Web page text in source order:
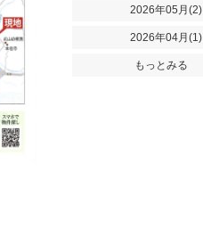
2026年05月(2)
2026年04月(1)
もっとみる